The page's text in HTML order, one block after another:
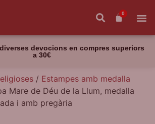
0
devocions en compres superiors
a 30€
/ Estampes amb medalla
Mare de Déu de la Llum, medalla
i amb pregària